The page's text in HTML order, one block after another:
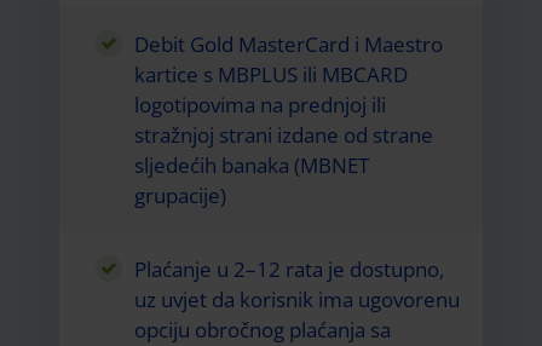
Debit Gold MasterCard i Maestro
kartice s MBPLUS ili MBCARD
logotipovima na prednjoj ili
stražnjoj strani izdane od strane
sljedećih banaka (MBNET
grupacije)
Plaćanje u 2–12 rata je dostupno,
uz uvjet da korisnik ima ugovorenu
opciju obročnog plaćanja sa